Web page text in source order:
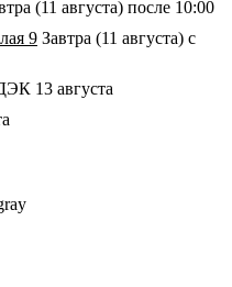
(11 августа) после 10:00
9 Завтра (11 августа) с
13 августа